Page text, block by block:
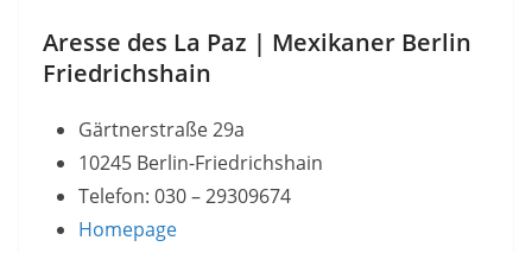
Aresse des La Paz | Mexikaner Berlin
Friedrichshain
Gärtnerstraße 29a
10245 Berlin-Friedrichshain
Telefon: 030 – 29309674
Homepage